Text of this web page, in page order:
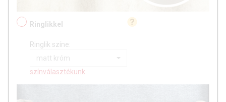
Ringlikkel
Ringlik színe:
matt króm
színválasztékunk